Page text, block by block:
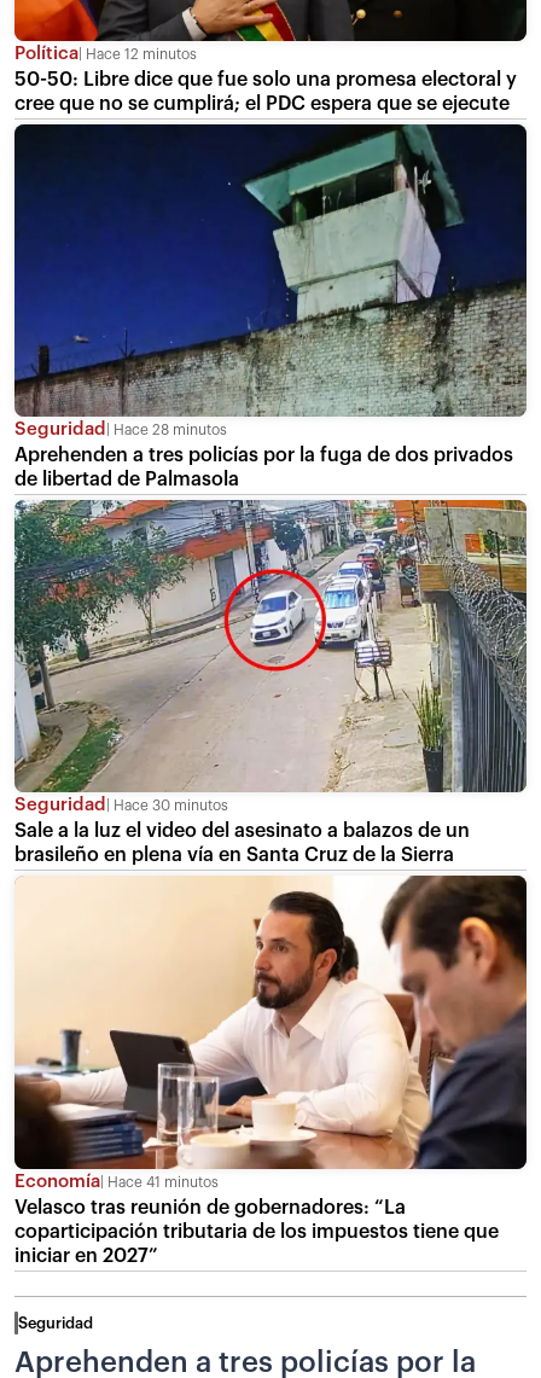
Política Hace 12 minutos
50-50: Libre dice que fue solo una promesa electoral y
cree que no se cumplirá; el PDC espera que se ejecute
Seguridad Hace 28 minutos
Aprehenden a tres policías por la fuga de dos privados
de libertad de Palmasola
Seguridad Hace 30 minutos
Sale a la luz el video del asesinato a balazos de un
brasileño en plena vía en Santa Cruz de la Sierra
Economía Hace 41 minutos
Velasco tras reunión de gobernadores: “La
coparticipación tributaria de los impuestos tiene que
iniciar en 2027”
Seguridad
Aprehenden a tres policías por la